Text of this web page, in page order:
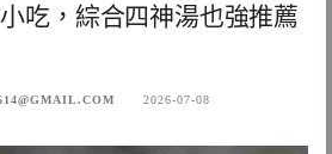
吃，綜合四神湯也強推薦
2026-07-08